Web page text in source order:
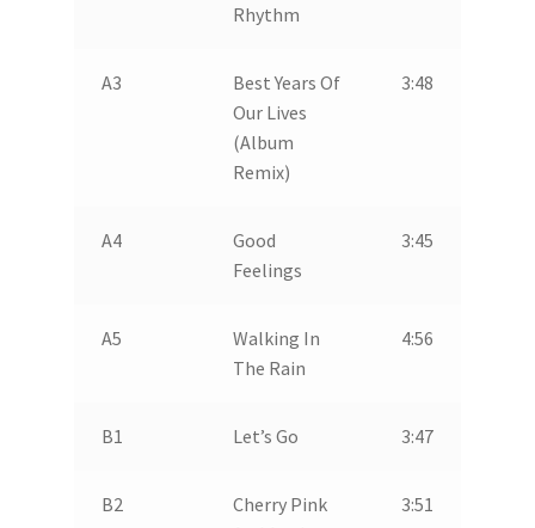
Rhythm
A3
Best Years Of
Our Lives
(Album
Remix)
3:48
A4
Good
Feelings
3:45
A5
Walking In
The Rain
4:56
B1 Let’s Go 3:47
B2
Cherry Pink
3:51